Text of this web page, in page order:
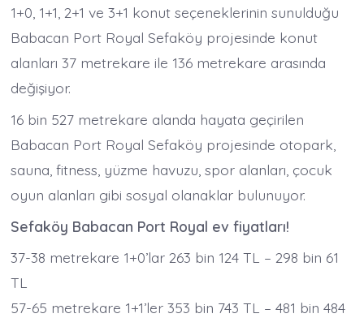
1+0, 1+1, 2+1 ve 3+1 konut seçeneklerinin sunulduğu
Babacan Port Royal Sefaköy projesinde konut
alanları 37 metrekare ile 136 metrekare arasında
değişiyor.
16 bin 527 metrekare alanda hayata geçirilen
Babacan Port Royal Sefaköy projesinde otopark,
sauna, fitness, yüzme havuzu, spor alanları, çocuk
oyun alanları gibi sosyal olanaklar bulunuyor.
Sefaköy Babacan Port Royal ev fiyatları!
37-38 metrekare 1+0’lar 263 bin 124 TL – 298 bin 61
TL
57-65 metrekare 1+1’ler 353 bin 743 TL – 481 bin 484